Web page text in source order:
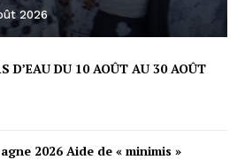
2026
D’EAU DU 10 AOÛT AU 30 AOÛT
2026 Aide de « minimis »